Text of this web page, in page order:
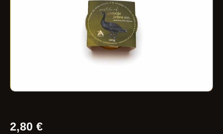
2,80 €